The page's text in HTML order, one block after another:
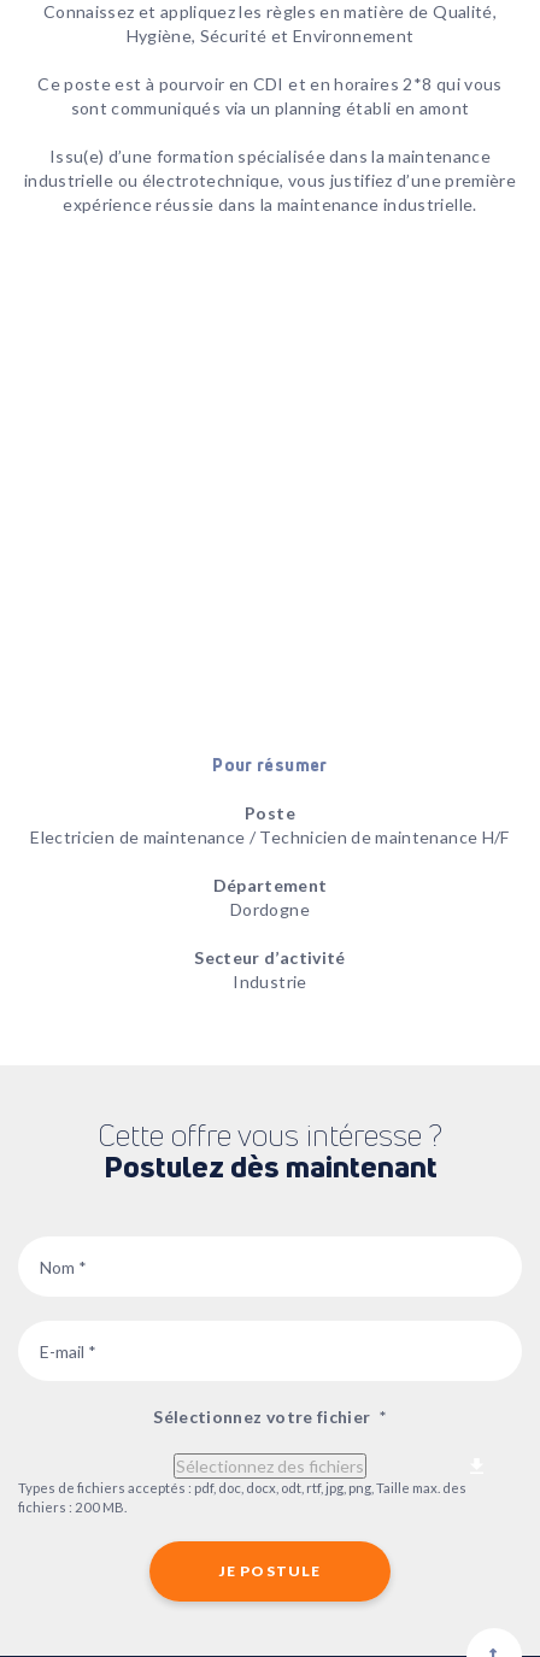
Connaissez et appliquez les règles en matière de Qualité,
Hygiène, Sécurité et Environnement
Ce poste est à pourvoir en CDI et en horaires 2*8 qui vous
sont communiqués via un planning établi en amont
Issu(e) d’une formation spécialisée dans la maintenance
industrielle ou électrotechnique, vous justifiez d’une première
expérience réussie dans la maintenance industrielle.
Pour résumer
Poste
Electricien de maintenance / Technicien de maintenance H/F
Département
Dordogne
Secteur d’activité
Industrie
Cette offre vous intéresse ?
Postulez dès maintenant
Sélectionnez votre fichier *
Sélectionnez des fichiers
Types de fichiers acceptés : pdf, doc, docx, odt, rtf, jpg, png, Taille max. des
fichiers : 200 MB.